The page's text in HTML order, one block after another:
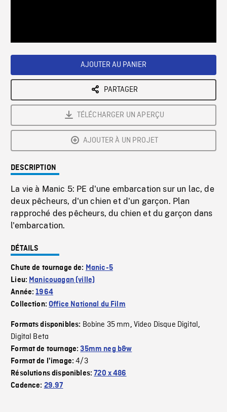
AJOUTER AU PANIER
PARTAGER
TÉLÉCHARGER UN APERÇU
AJOUTER À UN PROJET
DESCRIPTION
La vie à Manic 5: PE d'une embarcation sur un lac, de
deux pêcheurs, d'un chien et d'un garçon. Plan
rapproché des pêcheurs, du chien et du garçon dans
l'embarcation.
DÉTAILS
Chute de tournage de: Manic-5
Lieu: Manicouagan (ville)
Année:1964
Collection:Office National du Film
Formats disponibles: Bobine 35 mm, Video Disque Digital,
Digital Beta
Format de tournage:35mm neg b&w
Format de l'image:4/3
Résolutions disponibles:720 x 486
Cadence: 29.97